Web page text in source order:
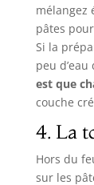
mélangez
pâtes
Si la
peu
est que
couche
4. La
Hors du
sur les